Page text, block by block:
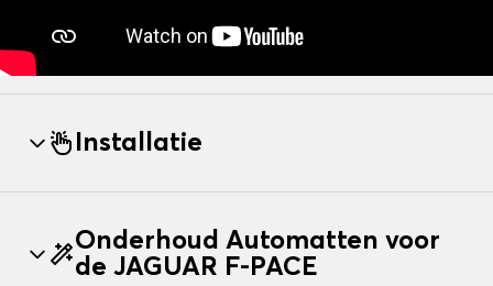
Installatie
Onderhoud Automatten voor
de JAGUAR F-PACE